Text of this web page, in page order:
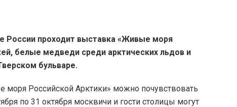
России проходит выставка «Живые моря
белые медведи среди арктических льдов и
бульваре.
Российской Арктики» можно почувствовать
по 31 октября москвичи и гости столицы могут